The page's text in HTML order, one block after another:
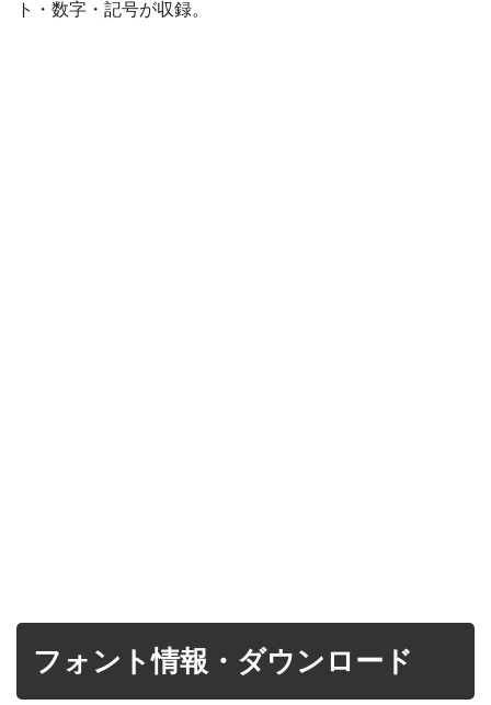
ト・数字・記号が収録。
フォント情報・ダウンロード